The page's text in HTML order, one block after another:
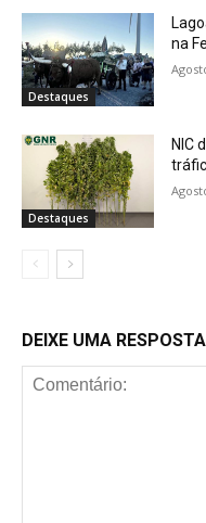
Destaques
na
Destaques
NIC
DEIXE UMA RESPOSTA